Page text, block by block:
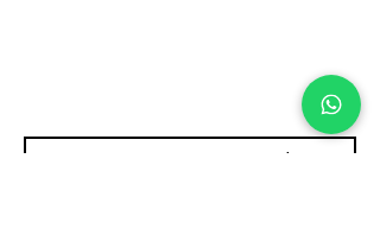
לשמוע פרטים נוספים?